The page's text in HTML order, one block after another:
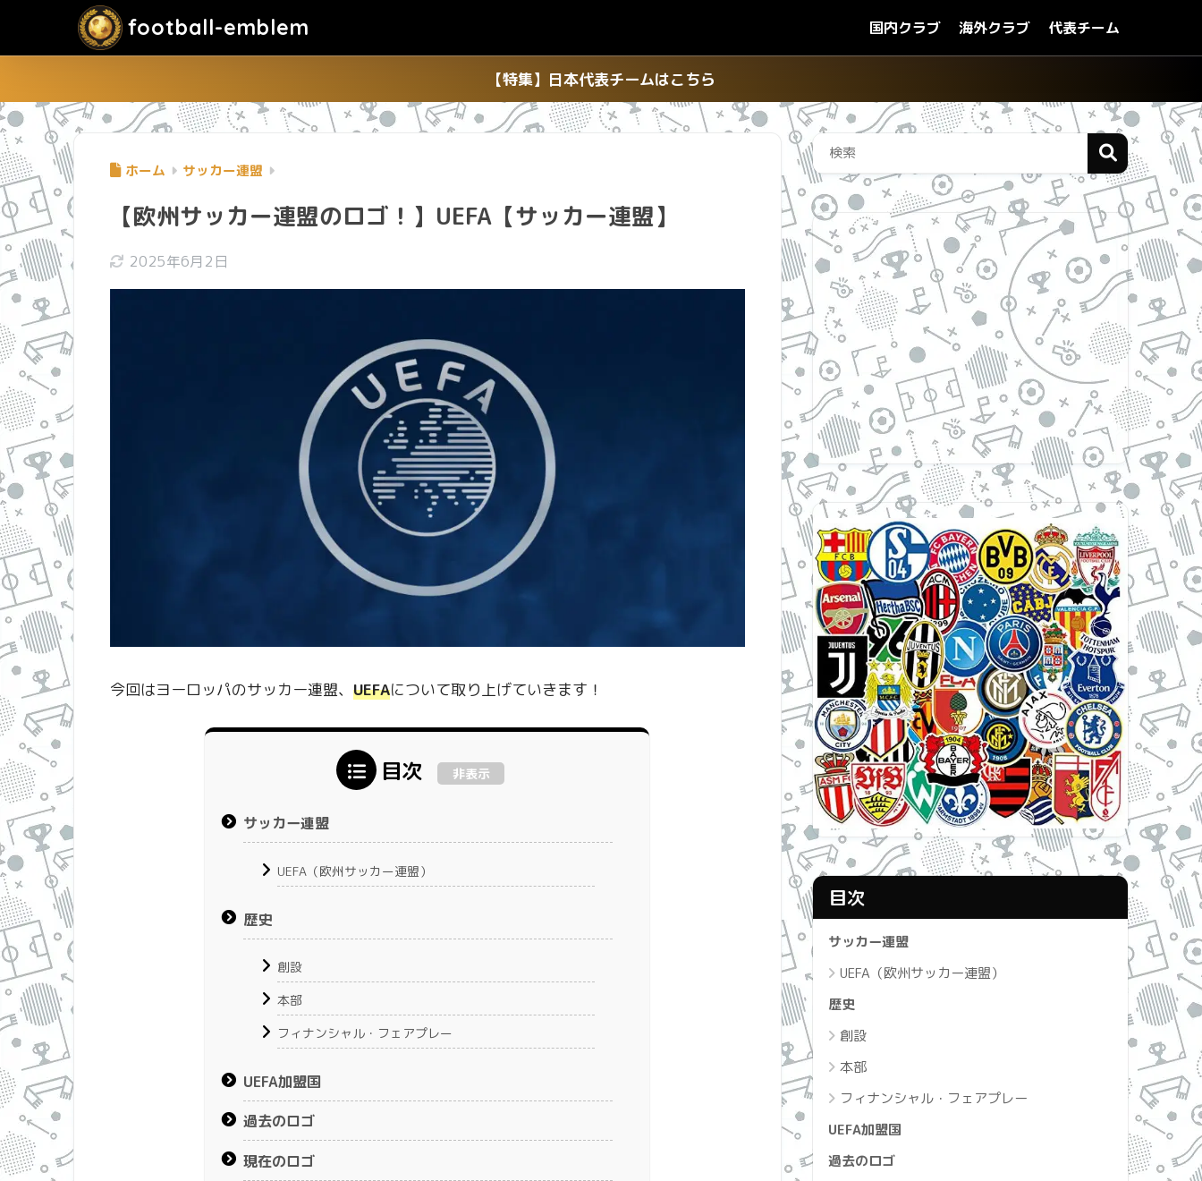
football-emblem 国内クラブ 海外クラブ 代表チーム
【特集】日本代表チームはこちら
ホーム サッカー連盟
【欧州サッカー連盟のロゴ！】UEFA【サッカー連盟】
2025年6月2日
今回はヨーロッパのサッカー連盟、 UEFAについて取り上げていきます！
目次 非表示
サッカー連盟
UEFA（欧州サッカー連盟）
歴史
創設
本部
フィナンシャル・フェアプレー
UEFA加盟国
過去のロゴ
現在のロゴ
目次
サッカー連盟
UEFA（欧州サッカー連盟）
歴史
創設
本部
フィナンシャル・フェアプレー
UEFA加盟国
過去のロゴ